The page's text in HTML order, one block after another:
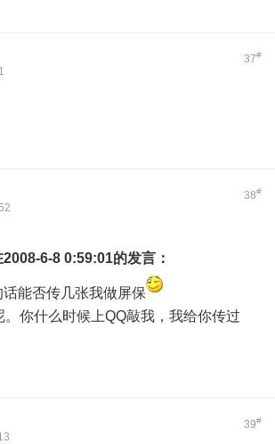
37#
38#
2008-6-8 0:59:01的发言：
能否传几张我做屏保
你什么时候上QQ敲我，我给你传过
39#